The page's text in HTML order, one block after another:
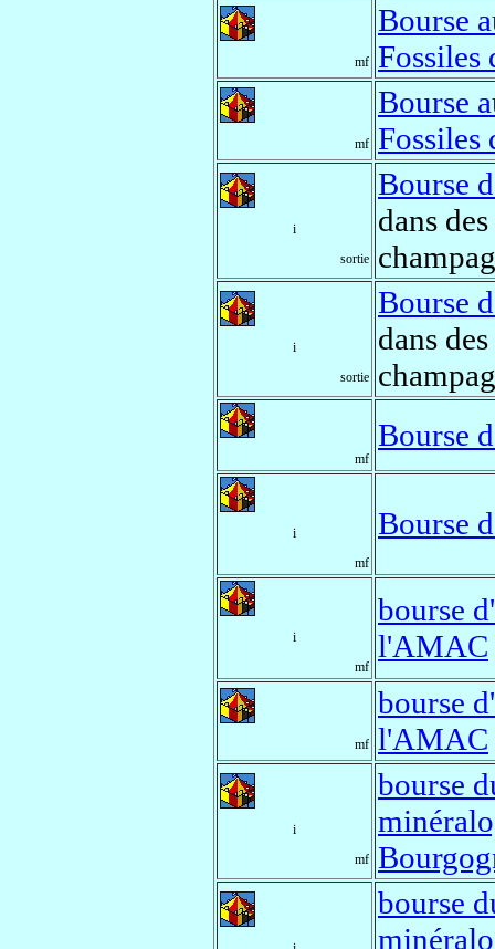
mf
Bourse
Fossiles
mf
Bourse
Fossiles
i
sortie
Bourse
dans
i
sortie
Bourse
dans
mf
Bourse
i
mf
Bourse
i
mf
bourse
l'AMAC
mf
bourse
l'AMAC
i
mf
bourse
bourse